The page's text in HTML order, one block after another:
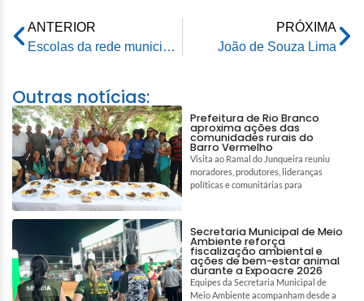
ANTERIOR
Escolas da rede municipal são usadas para abrigar famílias afetadas pela enchente
PRÓXIMA
João de Souza Lima
Outras notícias:
Prefeitura de Rio Branco
aproxima ações das
comunidades rurais do
Barro Vermelho
Visita ao Ramal do Junqueira reuniu
moradores, produtores, lideranças
políticas e comunitárias para
Secretaria Municipal de Meio
Ambiente reforça
fiscalização ambiental e
ações de bem-estar animal
durante a Expoacre 2026
Equipes da Secretaria Municipal de
Meio Ambiente acompanham desde a